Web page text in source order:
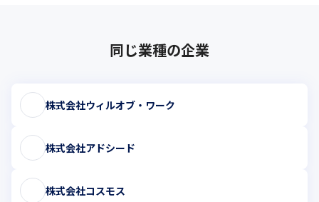
同じ業種の企業
株式会社ウィルオブ・ワーク
株式会社アドシード
株式会社コスモス